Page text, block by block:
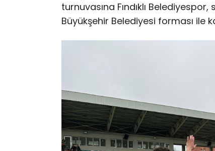
turnuvasına Fındıklı
Büyükşehir Belediyesi forması ile